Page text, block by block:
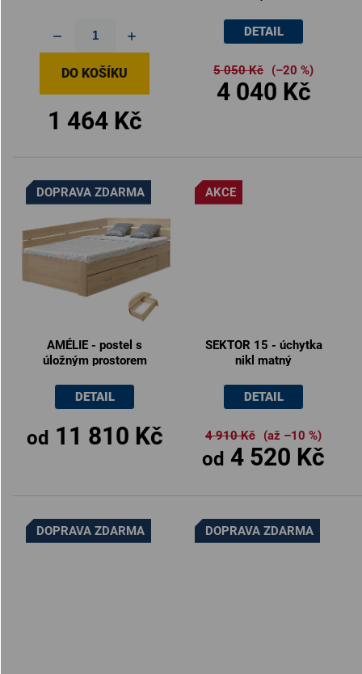
1 464 Kč
DO KOŠÍKU
4 040 Kč
5 050 Kč (–20 %)
DETAIL
DOPRAVA ZDARMA
AMÉLIE - postel s
úložným prostorem
120x200cm
od 11 810 Kč
DETAIL
AKCE
SEKTOR 15 - úchytka
nikl matný
od 4 520 Kč
4 910 Kč (až –10 %)
DETAIL
DOPRAVA ZDARMA DOPRAVA ZDARMA